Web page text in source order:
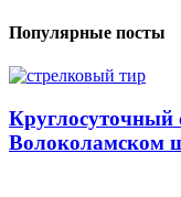
Популярные посты
Круглосуточный
Волоколамском